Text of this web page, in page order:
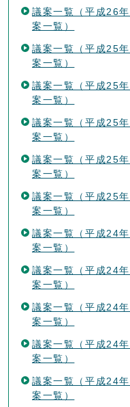
議案一覧（平成26
案一覧）
議案一覧（平成25
案一覧）
議案一覧（平成25
案一覧）
議案一覧（平成25
案一覧）
議案一覧（平成25
案一覧）
議案一覧（平成25
案一覧）
議案一覧（平成24
案一覧）
議案一覧（平成24
案一覧）
議案一覧（平成24
案一覧）
議案一覧（平成24
案一覧）
議案一覧（平成24
案一覧）